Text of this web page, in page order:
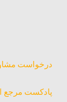
درخواست
پادکست مرجع